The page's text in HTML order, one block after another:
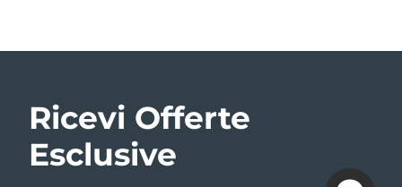
Ricevi Offerte
Esclusive